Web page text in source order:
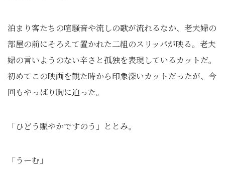
泊まり客たちの喧騒音や流しの歌が流れるなか、老夫婦の
部屋の前にそろえて置かれた二組のスリッパが映る。老夫
婦の言いようのない辛さと孤独を表現しているカットだ。
初めてこの映画を観た時から印象深いカットだったが、今
回もやっぱり胸に迫った。
「ひどう賑やかですのう」ととみ。
「うーむ」